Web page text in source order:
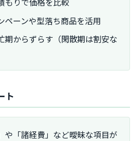
ペーンや型落ち商品を活用
期からずらす（閑散期は割安な
ト
や「諸経費」など曖昧な項目が